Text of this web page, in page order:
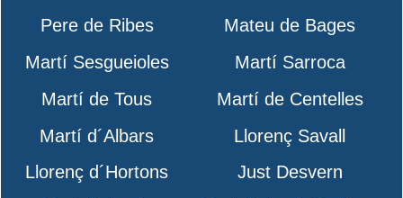
Pere de Ribes
Mateu de Bages
Martí Sesgueioles
Martí Sarroca
Martí de Tous
Martí de Centelles
Martí d´Albars
Llorenç Savall
Llorenç d´Hortons
Just Desvern